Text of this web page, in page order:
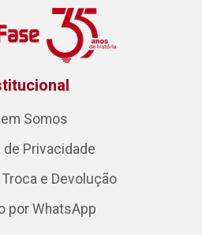
Somos
de Privacidade
e Devolução
por WhatsApp